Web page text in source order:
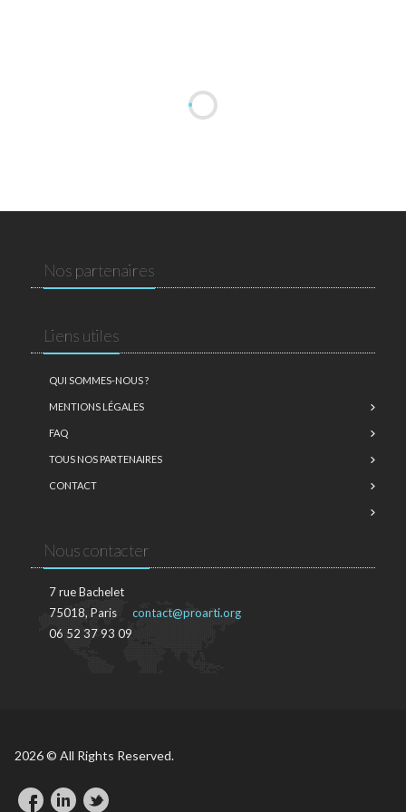
Nos partenaires
Liens utiles
QUI SOMMES-NOUS ?
MENTIONS LÉGALES
FAQ
TOUS NOS PARTENAIRES
CONTACT
Nous contacter
7 rue Bachelet
75018, Paris
06 52 37 93 09
contact@proarti.org
2026 © All Rights Reserved.